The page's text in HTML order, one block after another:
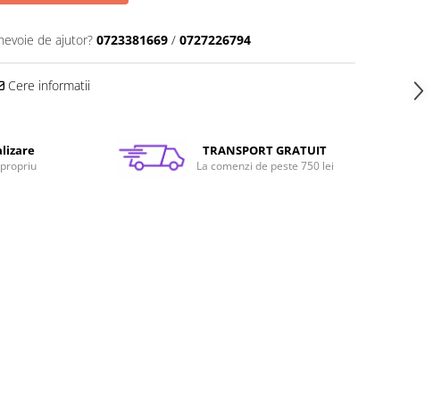
de ajutor? 0723381669 / 0727226794
Cere informatii
TRANSPORT GRATUIT
La comenzi de peste 750 lei